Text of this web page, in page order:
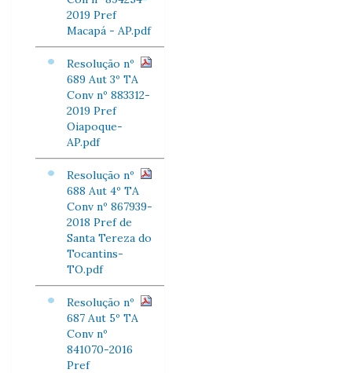
2019 Pref
Macapá - AP.pdf
Resolução nº
689 Aut 3º TA
Conv nº 883312-
2019 Pref
Oiapoque-
AP.pdf
Resolução nº
688 Aut 4º TA
Conv nº 867939-
2018 Pref de
Santa Tereza do
Tocantins-
TO.pdf
Resolução nº
687 Aut 5º TA
Conv nº
841070-2016
Pref